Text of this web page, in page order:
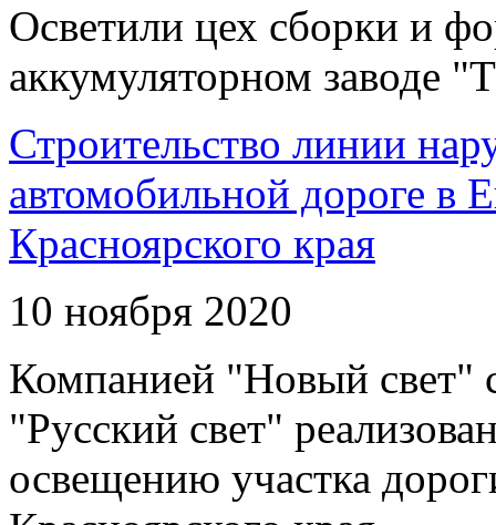
Осветили цех сборки и
аккумуляторном заводе
Строительство линии
автомобильной дороге в
Красноярского края
10 ноября 2020
Компанией "Новый свет"
"Русский свет"
освещению участка